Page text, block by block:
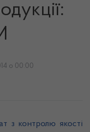
о 00:00
з контролю якості